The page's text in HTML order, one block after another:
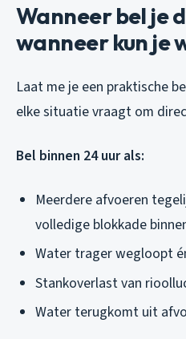
Wanneer bel je
wanneer kun je
Laat me je een praktische
elke situatie vraagt om
Bel binnen 24 uur als:
Meerdere afvoeren
volledige blokkade
Water trager wegloopt
Stankoverlast van
Water terugkomt uit